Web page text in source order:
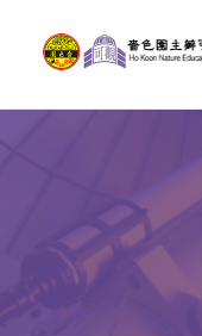
天文館
博物天地